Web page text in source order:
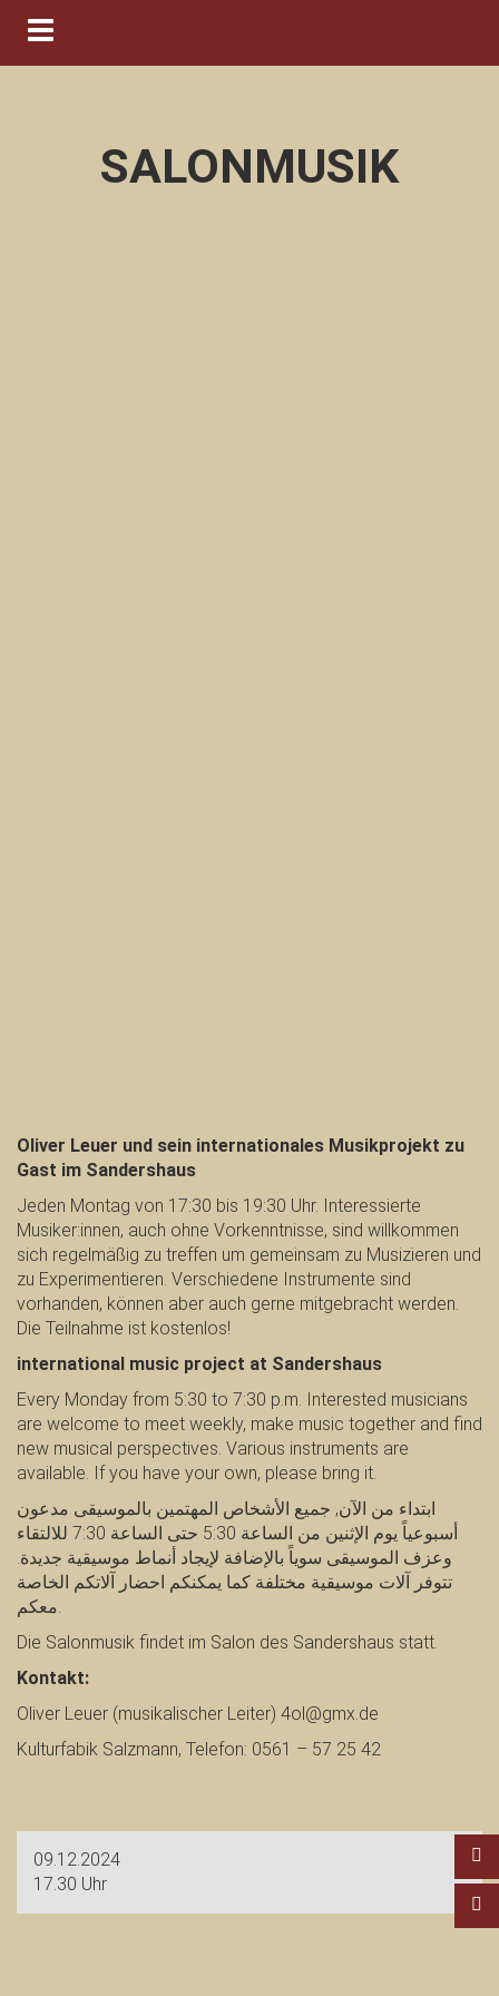
Navigation ein-/ausblenden
SALONMUSIK
Oliver Leuer und sein internationales Musikprojekt zu
Gast im Sandershaus
Jeden Montag von 17:30 bis 19:30 Uhr. Interessierte
Musiker:innen, auch ohne Vorkenntnisse, sind willkommen
sich regelmäßig zu treffen um gemeinsam zu Musizieren und
zu Experimentieren. Verschiedene Instrumente sind
vorhanden, können aber auch gerne mitgebracht werden.
Die Teilnahme ist kostenlos!
international music project at Sandershaus
Every Monday from 5:30 to 7:30 p.m. Interested musicians
are welcome to meet weekly, make music together and find
new musical perspectives. Various instruments are
available. If you have your own, please bring it.
ابتداء من الآن, جميع الأشخاص المهتمين بالموسيقى مدعون
أسبوعياً يوم الإثنين من الساعة 5:30 حتى الساعة 7:30 للالتقاء
وعزف الموسيقى سوياً بالإضافة لإيجاد أنماط موسيقية جديدة.
تتوفر آلات موسيقية مختلفة كما يمكنكم احضار آلاتكم الخاصة
معكم.
Die Salonmusik findet im Salon des Sandershaus statt.
Kontakt:
Oliver Leuer (musikalischer Leiter) 4ol@gmx.de
Kulturfabik Salzmann, Telefon: 0561 – 57 25 42
09.12.2024
17.30 Uhr